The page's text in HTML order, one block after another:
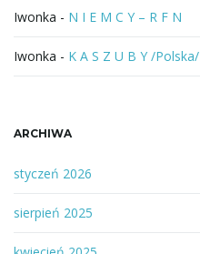
Iwonka - N I E M C Y – R F N
Iwonka - K A S Z U B Y /Polska/
ARCHIWA
styczeń 2026
sierpień 2025